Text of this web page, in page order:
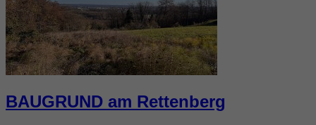
BAUGRUND am Rettenberg